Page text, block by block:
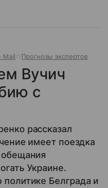
Mail Прогнозы экспертов
Вучич
с
рассказал
имеет поездка
Украине.
Белграда и